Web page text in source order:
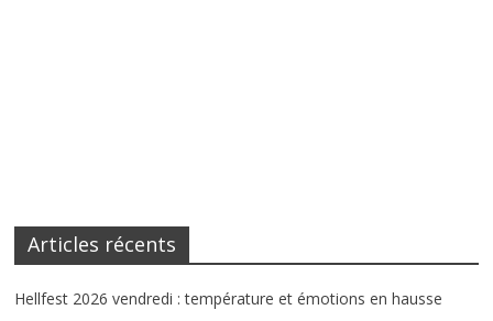
Articles récents
Hellfest 2026 vendredi : température et émotions en hausse